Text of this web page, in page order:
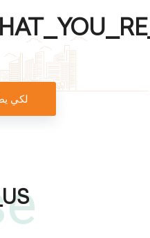
لكي